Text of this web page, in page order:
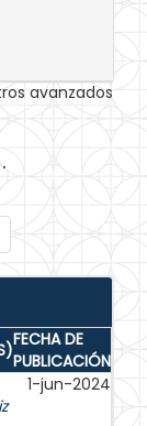
avanzados
FECHA DE
PUBLICACIÓN
1-jun-2024